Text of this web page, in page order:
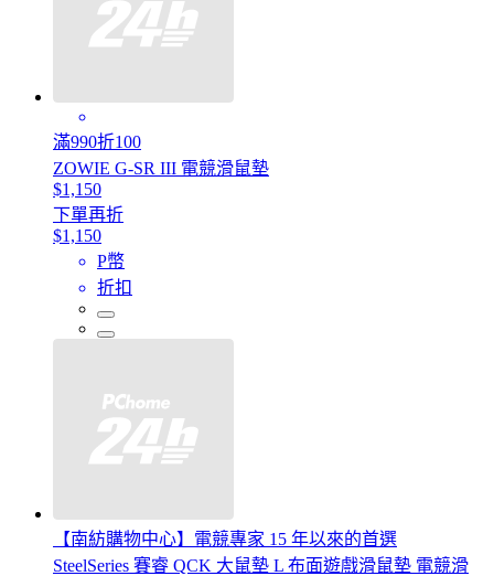
滿990折100
ZOWIE G-SR III 電競滑鼠墊
$1,150
下單再折
$1,150
P幣
折扣
【南紡購物中心】電競專家 15 年以來的首選
SteelSeries 賽睿 QCK 大鼠墊 L 布面遊戲滑鼠墊 電競滑